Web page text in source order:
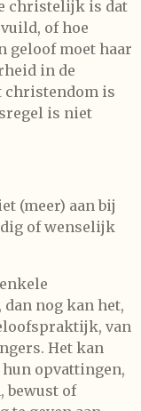
christelijk is dat
of hoe
geloof moet haar
in de
christendom is
is niet
(meer) aan bij
of wenselijk
nog kan het,
van
Het kan
opvattingen,
bewust of